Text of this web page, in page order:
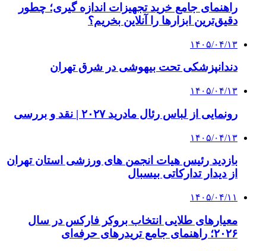
راهنمای جامع خرید تجهیزات اندازه گیری؛ چطور
دقیق‌ترین ابزارها را آنلاین بخریم؟
۱۴۰۵/۰۴/۱۳
دندانپزشکی تحت بیهوشی در شرق تهران
۱۴۰۵/۰۴/۱۳
رونمایی از لباس رئال مادرید ۲۰۲۷ | نقد و بررسی
۱۴۰۵/۰۴/۱۳
بازدید رئیس هیات انجمن های ورزشی استان تهران
از دیدار تدارکاتی بیسبال
۱۴۰۵/۰۴/۱۱
معیارهای طلایی انتخاب بروکر فارکس در سال
۲۰۲۶؛ راهنمای جامع تریدرهای حرفه‌ای